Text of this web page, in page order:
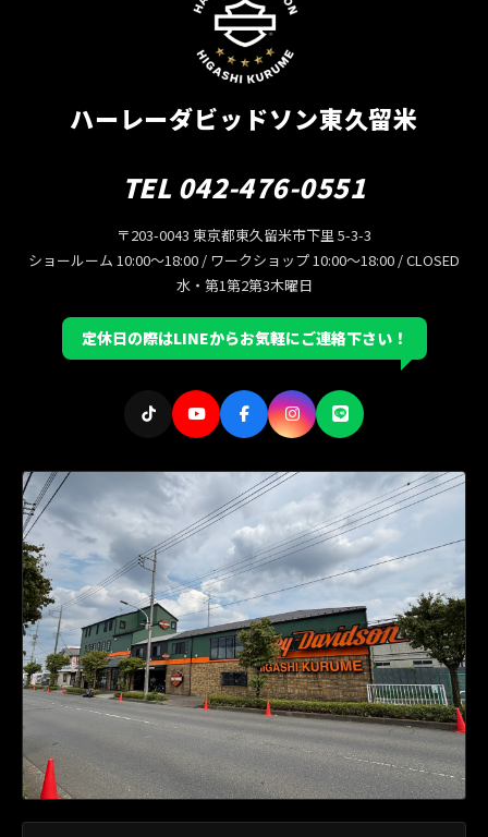
ハーレーダビッドソン東久留米
TEL 042-476-0551
〒203-0043 東京都東久留米市下里 5-3-3
ショールーム 10:00〜18:00 / ワークショップ 10:00〜18:00 / CLOSED
水・第1第2第3木曜日
定休日の際はLINEからお気軽にご連絡下さい！